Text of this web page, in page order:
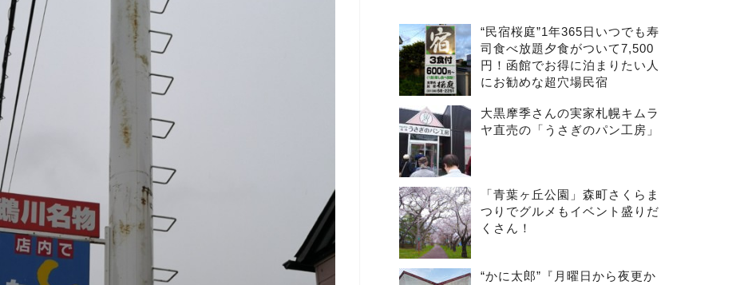
“民宿桜庭”1年365日いつでも寿
司食べ放題夕食がついて7,500
円！函館でお得に泊まりたい人
にお勧めな超穴場民宿
大黒摩季さんの実家札幌キムラ
ヤ直売の「うさぎのパン工房」
「青葉ヶ丘公園」森町さくらま
つりでグルメもイベント盛りだ
くさん！
“かに太郎”『月曜日から夜更か